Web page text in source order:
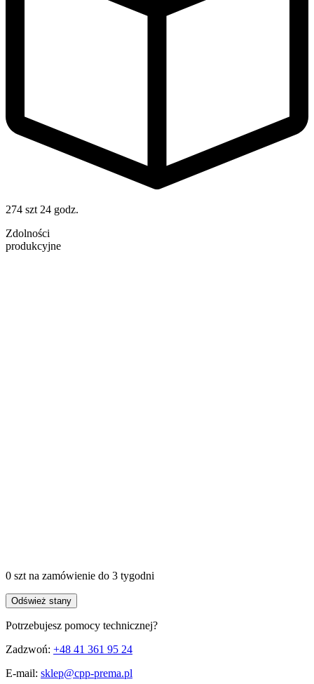
274 szt24 godz.
Zdolności
produkcyjne
0 sztna zamówienie do 3 tygodni
Odśwież stany
Potrzebujesz pomocy technicznej?
Zadzwoń: +48 41 361 95 24
E-mail: sklep@cpp-prema.pl